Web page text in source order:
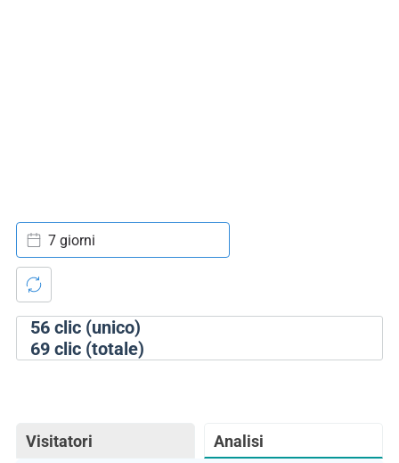
56clic (unico)
69clic (totale)
7 giorni
Visitatori Analisi